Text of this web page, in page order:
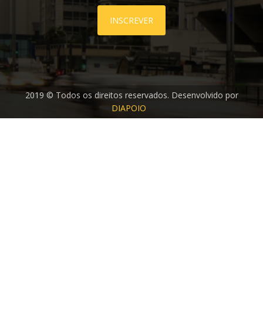
INSCREVER
2019 © Todos os direitos reservados. Desenvolvido por
DIAPOIO